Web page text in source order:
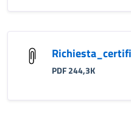
PDF 244,3K